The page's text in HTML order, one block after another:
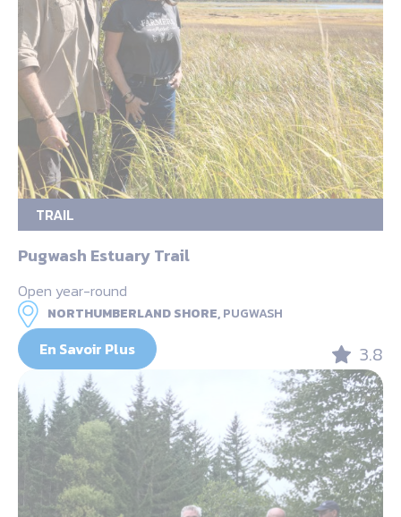
TRAIL
Pugwash Estuary Trail
Open year-round
NORTHUMBERLAND SHORE,PUGWASH
En Savoir Plus 3.8